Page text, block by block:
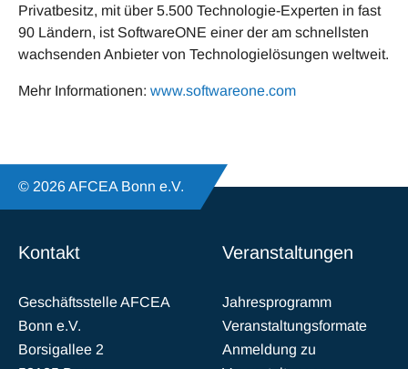
Privatbesitz, mit über 5.500 Technologie-Experten in fast
90 Ländern, ist SoftwareONE einer der am schnellsten
wachsenden Anbieter von Technologielösungen weltweit.
Mehr Informationen: www.softwareone.com
© 2026 AFCEA Bonn e.V.
Kontakt
Geschäftsstelle AFCEA
Bonn e.V.
Borsigallee 2
Veranstaltungen
Jahresprogramm
Veranstaltungsformate
Anmeldung zu